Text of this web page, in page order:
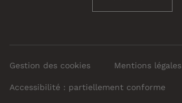
Gestion des cookies Mentions légales
Accessibilité : partiellement conforme